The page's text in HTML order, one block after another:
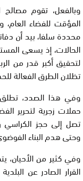
وبالفعل، تقوم مصالح
المؤقت للفضاء
محددة سلفا، بيد أن
الحالات، إذ يسعى
لتحقيق أكبر قدر من
تظلان الطرق الفعالة
وفي هذا الصدد، تطلق
حملات زجرية لتحرير
تصل إلى حجز الكراسي
وحتى هدم البناء
وفي كثير من الأحيان،
القرار الصادر عن